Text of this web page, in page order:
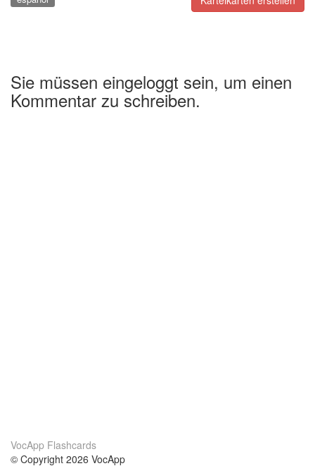
Sie müssen eingeloggt sein, um einen
Kommentar zu schreiben.
VocApp Flashcards
© Copyright 2026 VocApp